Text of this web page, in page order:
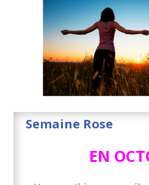
Semaine Rose
EN